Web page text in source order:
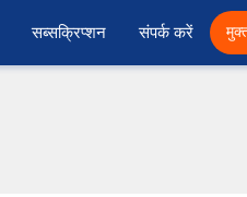
सब्सक्रिप्शन संपर्क करें